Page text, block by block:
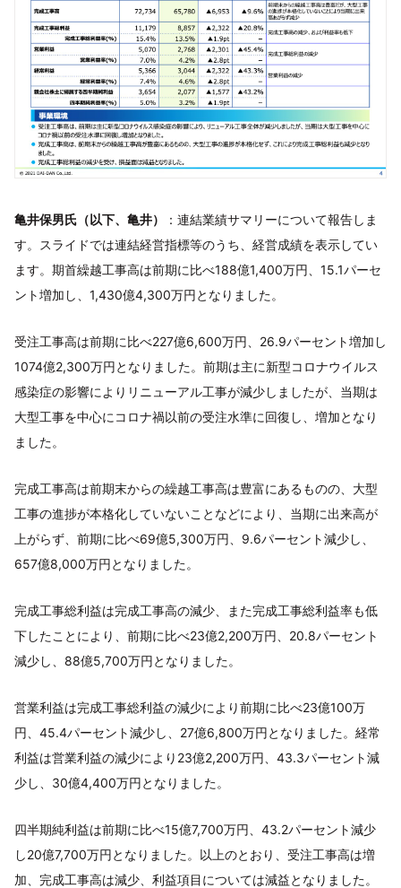
亀井保男氏（以下、亀井）
：連結業績サマリーについて報告しま
す。スライドでは連結経営指標等のうち、経営成績を表示してい
ます。期首繰越工事高は前期に比べ188億1,400万円、15.1パーセ
ント増加し、1,430億4,300万円となりました。
受注工事高は前期に比べ227億6,600万円、26.9パーセント増加し
1074億2,300万円となりました。前期は主に新型コロナウイルス
感染症の影響によりリニューアル工事が減少しましたが、当期は
大型工事を中心にコロナ禍以前の受注水準に回復し、増加となり
ました。
完成工事高は前期末からの繰越工事高は豊富にあるものの、大型
工事の進捗が本格化していないことなどにより、当期に出来高が
上がらず、前期に比べ69億5,300万円、9.6パーセント減少し、
657億8,000万円となりました。
完成工事総利益は完成工事高の減少、また完成工事総利益率も低
下したことにより、前期に比べ23億2,200万円、20.8パーセント
減少し、88億5,700万円となりました。
営業利益は完成工事総利益の減少により前期に比べ23億100万
円、45.4パーセント減少し、27億6,800万円となりました。経常
利益は営業利益の減少により23億2,200万円、43.3パーセント減
少し、30億4,400万円となりました。
四半期純利益は前期に比べ15億7,700万円、43.2パーセント減少
し20億7,700万円となりました。以上のとおり、受注工事高は増
加、完成工事高は減少、利益項目については減益となりました。